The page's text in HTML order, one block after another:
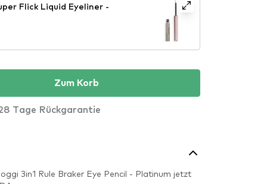
Flick Liquid Eyeliner -
Zum Korb
Tage Rückgarantie
3in1 Rule Braker Eye Pencil - Platinum jetzt